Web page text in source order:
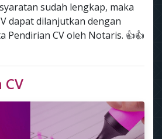
sudah lengkap, maka
dapat dilanjutkan dengan
Pendirian CV oleh Notaris. 👍👍
CV